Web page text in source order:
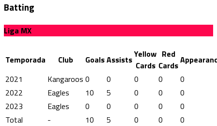
Batting
Liga MX
Temporada Club GoalsAssistsYellow
Cards
Red
Cards
2021
Kangaroos 0 0 0 0
0
2022
Eagles 10 5 0 0
0
2023
Eagles 0 0 0 0
0
Total
- 10 5 0 0 0